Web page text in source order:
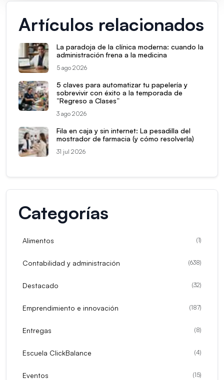
Artículos relacionados
La paradoja de la clínica moderna: cuando la
administración frena a la medicina
5 ago 2026
5 claves para automatizar tu papelería y
sobrevivir con éxito a la temporada de
“Regreso a Clases”
3 ago 2026
Fila en caja y sin internet: La pesadilla del
mostrador de farmacia (y cómo resolverla)
31 jul 2026
Categorías
Alimentos (1)
Contabilidad y administración (638)
Destacado (32)
Emprendimiento e innovación (187)
Entregas (8)
Escuela ClickBalance (4)
Eventos (15)